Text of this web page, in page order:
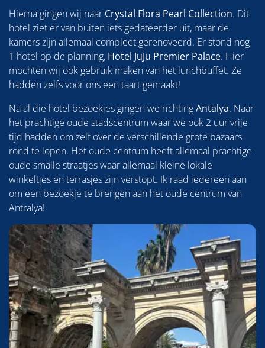
Hierna gingen wij naar Crystal Flora Pearl Collection. Dit
hotel ziet er van buiten iets gedateerder uit, maar de
kamers zijn allemaal compleet gerenoveerd. Er stond nog
1 hotel op de planning, Hotel JuJu Premier Palace. Hier
mochten wij ook gebruik maken van het lunchbuffet. Ze
hadden zelfs voor ons een taart gemaakt!
Na al die hotel bezoekjes gingen we richtingAntalya. Naar
het prachtige oude stadscentrum waar we ook 2 uur vrije
tijd hadden om zelf over de verschillende grote bazaars
rond te lopen. Het oude centrum heeft allemaal prachtige
oude smalle straatjes waar allemaal kleine lokale
winkeltjes en terrasjes zijn verstopt. Ik raad iedereen aan
om een bezoekje te brengen aan het oude centrum van
Antralya!